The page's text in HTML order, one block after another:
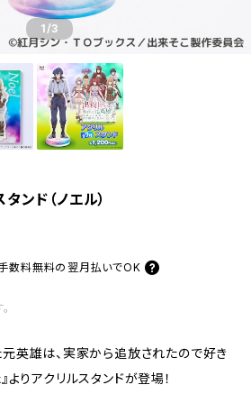
1/3
ンド（ノエル）
数料無料の 翌月払いでOK
英雄は、実家から追放されたので好き
よりアクリルスタンドが登場！